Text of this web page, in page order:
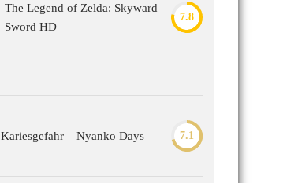
The Legend of Zelda: Skyward
Sword HD
7.8
Kariesgefahr – Nyanko Days 7.1